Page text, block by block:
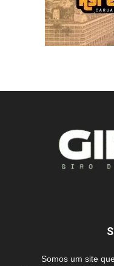
Somos um site